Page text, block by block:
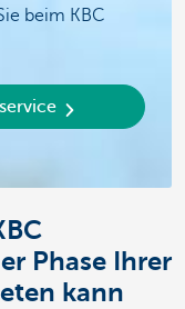
beim KBC
Phase Ihrer
kann